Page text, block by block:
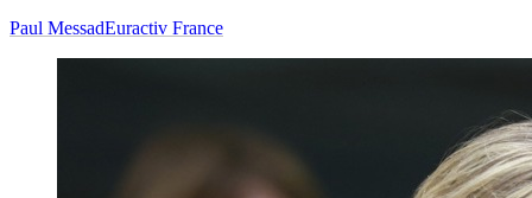
Paul MessadEuractiv France